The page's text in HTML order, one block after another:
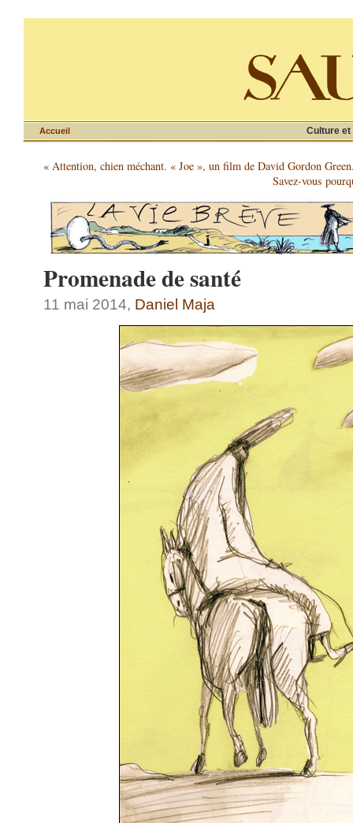
Culture et
Accueil
« Attention, chien méchant. « Joe », un film de David Gordon
Savez-vous
Promenade de santé
11 mai 2014, Daniel Maja